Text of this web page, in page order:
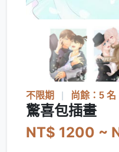
不限期 尚餘：5 名
驚喜包插畫
NT$ 1200 ~